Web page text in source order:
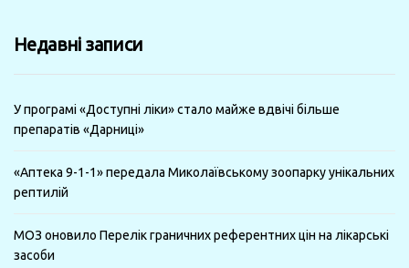
місяці
Недавні записи
У програмі «Доступні ліки» стало майже вдвічі більше
препаратів «Дарниці»
«Аптека 9-1-1» передала Миколаївському зоопарку унікальних
рептилій
МОЗ оновило Перелік граничних референтних цін на лікарські
засоби